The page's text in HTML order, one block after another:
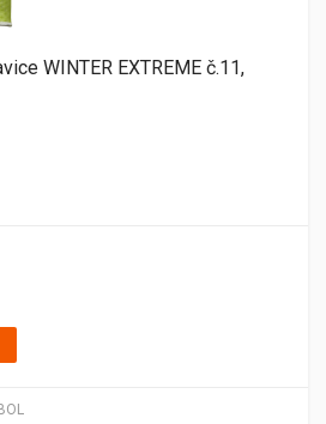
WINTER EXTREME č.11,